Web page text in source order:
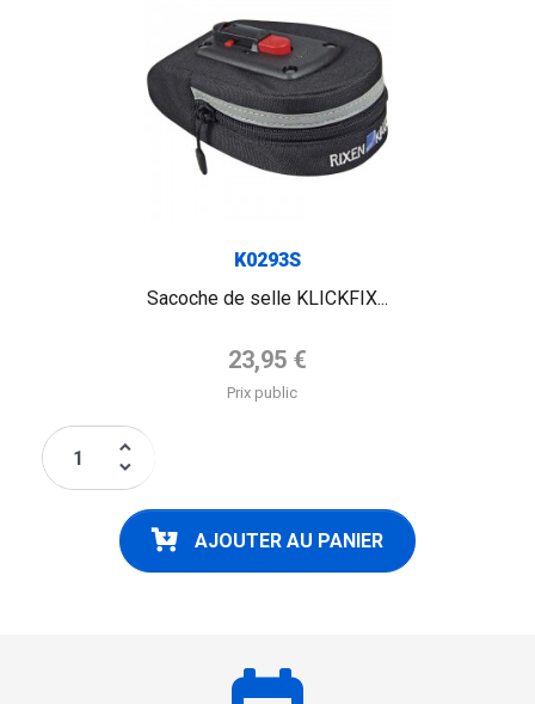
K0293S
Sacoche de selle KLICKFIX...
Prix de base
23,95 €
Prix public
keyboard_arrow_up
keyboard_arrow_down
AJOUTER AU PANIER